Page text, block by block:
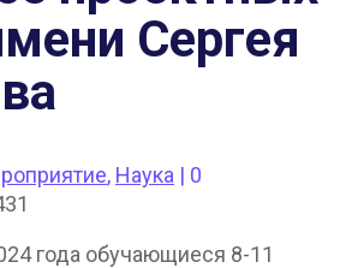
Сергея
, Наука | 0
года обучающиеся 8-11